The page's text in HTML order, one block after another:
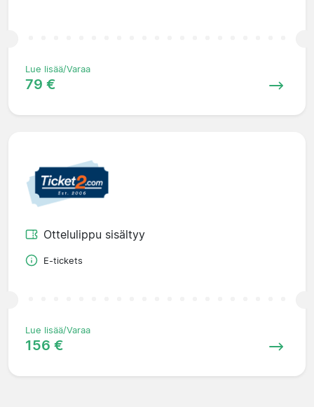
Lue lisää/Varaa
79 €
Ottelulippu sisältyy
E-tickets
Lue lisää/Varaa
156 €